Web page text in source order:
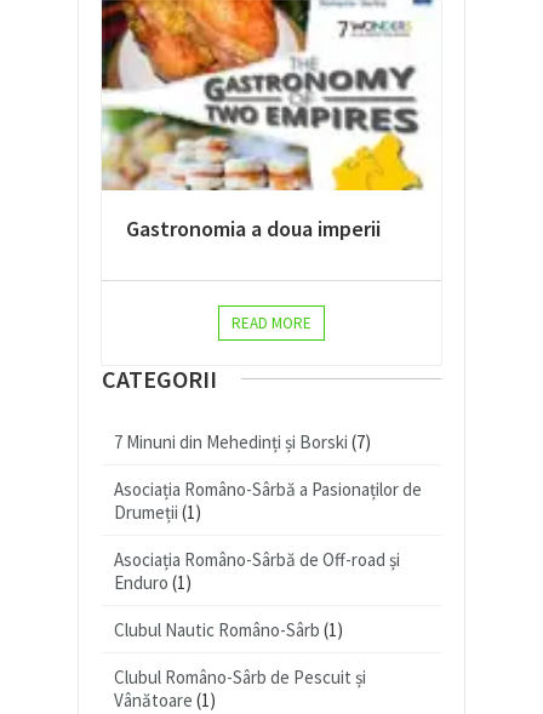
Gastronomia a doua imperii
READ MORE
CATEGORII
7 Minuni din Mehedinți și Borski (7)
Asociația Româno-Sârbă a Pasionaților de
Drumeții (1)
Asociația Româno-Sârbă de Off-road și
Enduro (1)
Clubul Nautic Româno-Sârb (1)
Clubul Româno-Sârb de Pescuit și
Vânătoare (1)